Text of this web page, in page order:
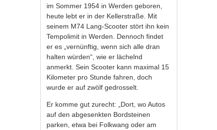
im Sommer 1954 in Werden geboren,
heute lebt er in der Kellerstraße. Mit
seinem M74 Lang-Scooter stört ihn kein
Tempolimit in Werden. Dennoch findet
er es „vernünftig, wenn sich alle dran
halten würden“, wie er lächelnd
anmerkt. Sein Scooter kann maximal 15
Kilometer pro Stunde fahren, doch
wurde er auf zwölf gedrosselt.
Er komme gut zurecht: „Dort, wo Autos
auf den abgesenkten Bordsteinen
parken, etwa bei Folkwang oder am